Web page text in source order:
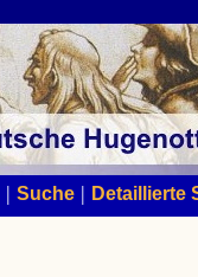
| Suche| Detaillierte